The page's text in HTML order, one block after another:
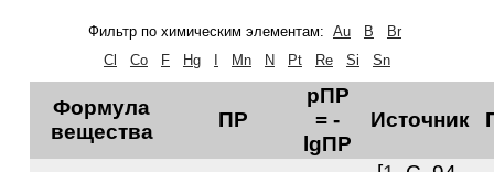
Фильтр по химическим элементам: Au B
Br
Cl
Co F Hg I Mn N Pt Re Si Sn
Формула
вещества
ПР
pПР
= -
lgПР
Источник